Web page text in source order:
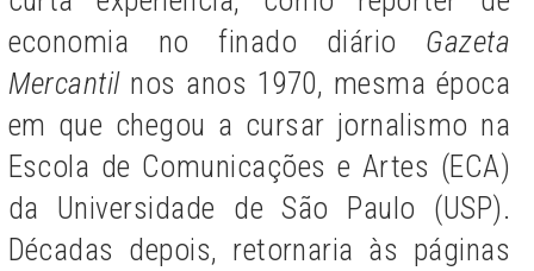
economia no finado diário Gazeta
Mercantil nos anos 1970, mesma época
em que chegou a cursar jornalismo na
Escola de Comunicações e Artes (ECA)
da Universidade de São Paulo (USP).
Décadas depois, retornaria às páginas